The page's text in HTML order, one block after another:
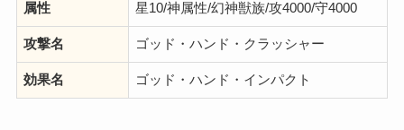
属性 星10/神属性/幻神獣族/攻4000/守4000
攻撃名 ゴッド・ハンド・クラッシャー
効果名 ゴッド・ハンド・インパクト